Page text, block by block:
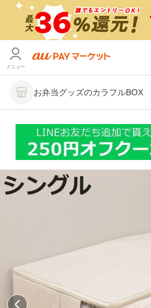
メニュー
お弁当グッズのカラフルBOX